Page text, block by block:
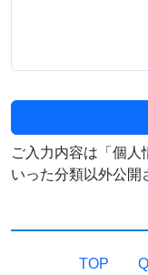
ご入力内容は「個人
いった分類以外公開
TOP